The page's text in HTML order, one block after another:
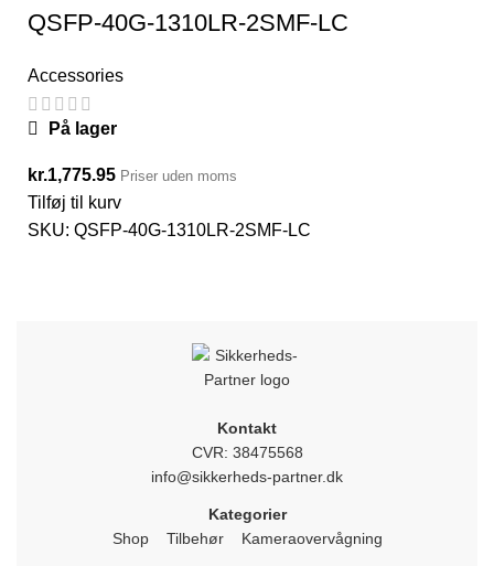
QSFP-40G-1310LR-2SMF-LC
Accessories
På lager
kr.1,775.95 Priser uden moms
Tilføj til kurv
SKU: QSFP-40G-1310LR-2SMF-LC
Kontakt
CVR: 38475568
info@sikkerheds-partner.dk
Kategorier
Shop
Tilbehør Kameraovervågning